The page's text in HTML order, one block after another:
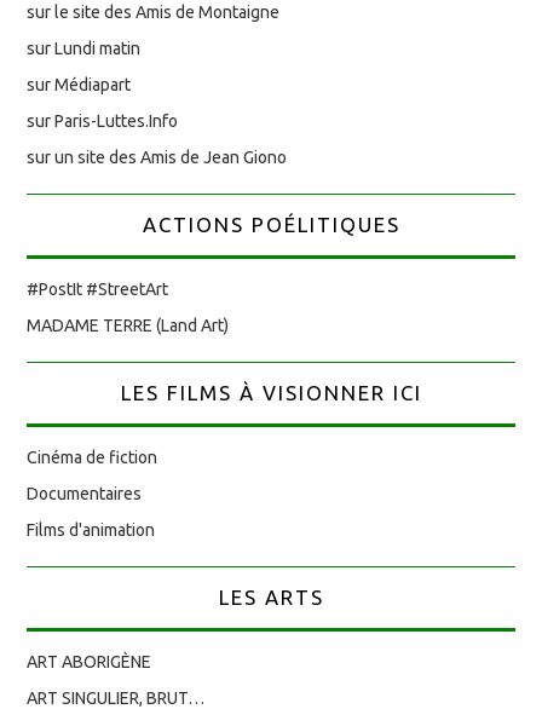
sur le site des Amis de Montaigne
sur Lundi matin
sur Médiapart
sur Paris-Luttes.Info
sur un site des Amis de Jean Giono
ACTIONS POÉLITIQUES
#PostIt #StreetArt
MADAME TERRE (Land Art)
LES FILMS À VISIONNER ICI
Cinéma de fiction
Documentaires
Films d'animation
LES ARTS
ART ABORIGÈNE
ART SINGULIER, BRUT…